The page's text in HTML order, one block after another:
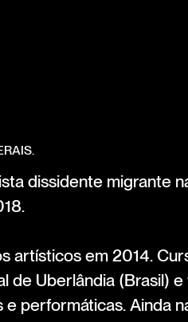
dissidente migrante
artísticos em 2014.
de Uberlândia (Brasil)
performáticas. Ainda